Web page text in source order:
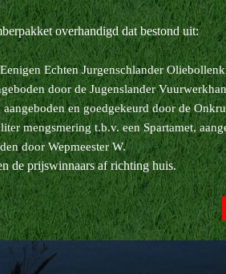
overhandigd dat bestond uit:
Echten Jurgenschlander
door de Jugenslander
aangeboden en goedgekeurd door de
mengsmering t.b.v. een Spartamet,
door Wepmeester W.
de prijswinnaars af richting huis.